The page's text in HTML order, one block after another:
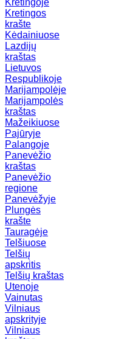
Kretingoje
Kretingos
krašte
Kėdainiuose
Lazdijų
kraštas
Lietuvos
Respublikoje
Marijampolėje
Marijampolės
kraštas
Mažeikiuose
Pajūryje
Palangoje
Panevėžio
kraštas
Panevėžio
regione
Panevėžyje
Plungės
krašte
Tauragėje
Telšiuose
Telšių
apskritis
Telšių kraštas
Utenoje
Vainutas
Vilniaus
apskrityje
Vilniaus